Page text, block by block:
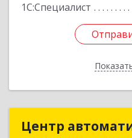
1С:Специалист
Центр
Центр